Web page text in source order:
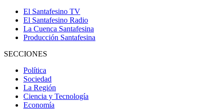
El Santafesino TV
El Santafesino Radio
La Cuenca Santafesina
Producción Santafesina
SECCIONES
Política
Sociedad
La Región
Ciencia y Tecnología
Economía